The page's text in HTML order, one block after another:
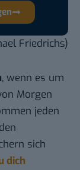
Friedrichs)
, wenn es um
Morgen
jeden
sich
dich